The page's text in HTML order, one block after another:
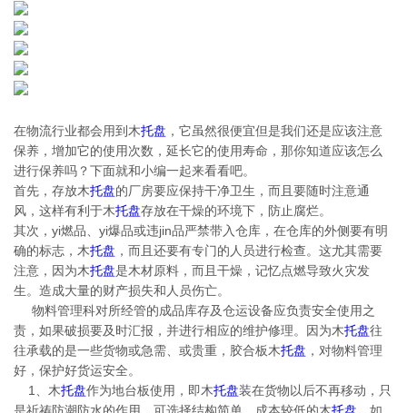
在物流行业都会用到木托盘 ，它虽然很便宜但是我们还是应该注意
保养，增加它的使用次数，延长它的使用寿命，那你知道应该怎么
进行保养吗？下面就和小编一起来看看吧。
首先，存放木托盘的厂房要应保持干净卫生，而且要随时注意通
风，这样有利于木托盘存放在干燥的环境下，防止腐烂。
其次，yi燃品、yi爆品或违jin品严禁带入仓库，在仓库的外侧要有明
确的标志，木托盘 ，而且还要有专门的人员进行检查。这尤其需要
注意，因为木托盘是木材原料，而且干燥，记忆点燃导致火灾发
生。造成大量的财产损失和人员伤亡。
物料管理科对所经管的成品库存及仓运设备应负责安全使用之
责，如果破损要及时汇报，并进行相应的维护修理。因为木托盘往
往承载的是一些货物或急需、或贵重，胶合板木托盘 ，对物料管理
好，保护好货运安全。
1、木托盘作为地台板使用，即木托盘装在货物以后不再移动，只